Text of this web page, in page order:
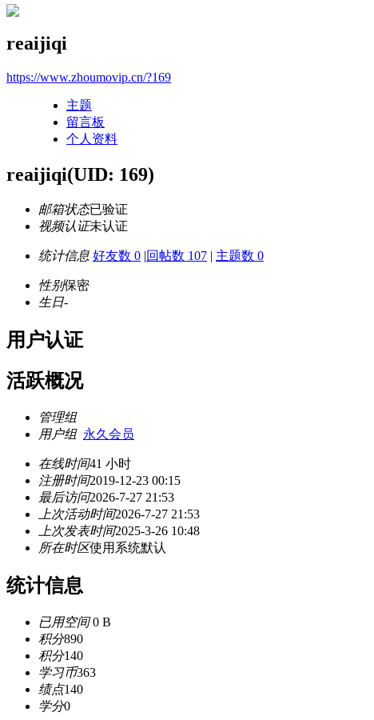
reaijiqi
https://www.zhoumovip.cn/?169
主题
留言板
个人资料
reaijiqi(UID: 169)
邮箱状态已验证
视频认证未认证
统计信息 好友数 0 |回帖数 107 | 主题数 0
性别保密
生日-
用户认证
活跃概况
管理组
用户组 永久会员
在线时间41 小时
注册时间2019-12-23 00:15
最后访问2026-7-27 21:53
上次活动时间2026-7-27 21:53
上次发表时间2025-3-26 10:48
所在时区使用系统默认
统计信息
已用空间0 B
积分890
积分140
学习币363
绩点140
学分0